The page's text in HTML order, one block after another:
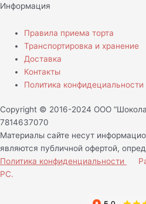
Информация
Правила приема торта
Транспортировка и хранение
Доставка
Контакты
Политика конфидециальности
Copyright © 2016-2024 ООО
7814637070
Материалы сайте несут
являются публичной офертой,
Политика конфиденциальности
РС.